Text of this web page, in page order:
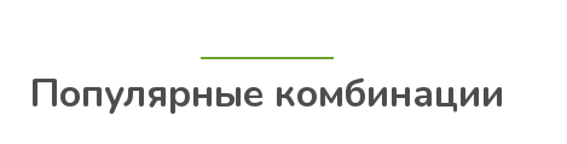
Популярные комбинации